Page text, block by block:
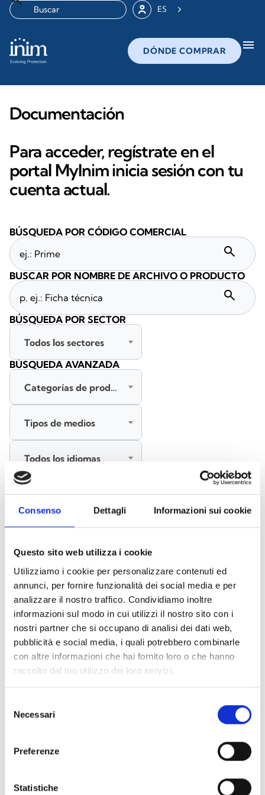
Consenso Dettagli Informazioni sui cookie
Questo sito web utilizza i cookie
Utilizziamo i cookie per personalizzare contenuti ed
annunci, per fornire funzionalità dei social media e per
analizzare il nostro traffico. Condividiamo inoltre
informazioni sul modo in cui utilizzi il nostro sito con i
nostri partner che si occupano di analisi dei dati web,
pubblicità e social media, i quali potrebbero combinarle
con altre informazioni che hai fornito loro o che hanno
raccolto dal tuo utilizzo dei loro servizi.
delNecessari
Preferenze
Statistiche
ES
DÓNDE COMPRAR menu
Documentación
Para acceder, regístrate en el
portal MyInim inicia sesión con tu
cuenta actual.
Accesorios bases EB00 - Materiales(47)
Accesorios para la prueba de detectores - Materiales
Accesorios para detectores Enea - Materiales (35)
Accesorios Senseware
Accesorios de la serie Industrial (17)
Seleccionar todo
Inicia sesión antes de descargar los contenidos con el
iconolock
BÚSQUEDA POR CÓDIGO COMERCIAL
search
BUSCAR POR NOMBRE DE ARCHIVO O PRODUCTO
search
BÚSQUEDA POR SECTOR
Todos los sectores
BÚSQUEDA AVANZADA
Categorías de productos
Tipos de medios
Todos los idiomas
BUSCAR
BORRAR FILTROS